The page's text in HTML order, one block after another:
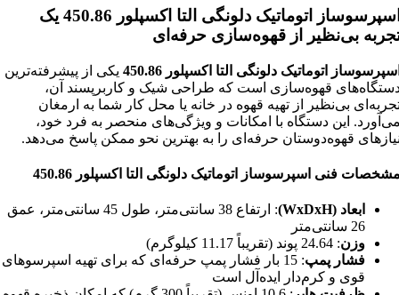
اسپرسوساز اتوماتیک دلونگی التا اکسپلور 450.86 یک
بی‌نظیر از قهوه‌سازی حرفه‌ای
اتوماتیک دلونگی التا اکسپلور 450.86
یکی از پیشرفته‌ترین
قهوه‌سازی است که طراحی شیک و کاربرپسند آن،
بی‌نظیر از تهیه قهوه در خانه یا محل کار شما به ارمغان
این دستگاه با امکانات و ویژگی‌های منحصر به فرد خود،
قهوه‌دوستان حرفه‌ای را به بهترین نحو ممکن پاسخ می‌دهد.
فنی اسپرسوساز اتوماتیک دلونگی التا اکسپلور 450.86
ابعاد (WxDxH)
: ارتفاع 38 سانتی‌متر، طول 45 سانتی‌متر، عمق
26 سانتی‌متر
وزن: 24.64 پوند (تقریباً 11.17 کیلوگرم)
فشار پمپ
: 15 بار فشار پمپ حرفه‌ای که برای تهیه اسپرسوهای
قوی و کرم‌دار ایده‌آل است